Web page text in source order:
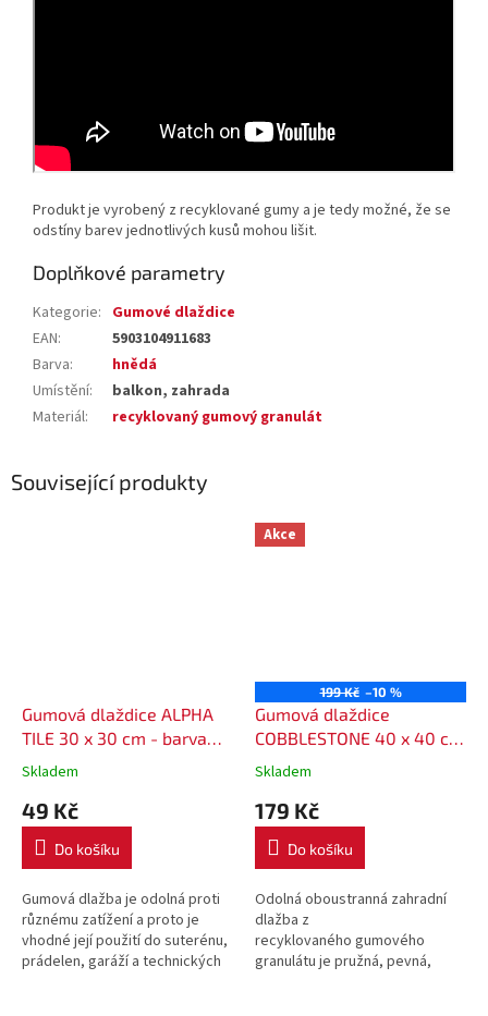
Produkt je vyrobený z recyklované gumy a je tedy možné, že se
odstíny barev jednotlivých kusů mohou lišit.
Doplňkové parametry
Kategorie: Gumové dlaždice
EAN:
5903104911683
Barva:
hnědá
Umístění:
balkon, zahrada
Materiál: recyklovaný gumový granulát
Související produkty
Gumová dlaždice ALPHA
TILE 30 x 30 cm - barva
černá
Skladem
49 Kč
Do košíku
Gumová dlažba je odolná proti
různému zatížení a proto je
vhodné její použití do suterénu,
prádelen, garáží a technických
Akce
199 Kč –10 %
Gumová dlaždice
COBBLESTONE 40 x 40 cm
- barva hnědá
Skladem
179 Kč
Do košíku
Odolná oboustranná zahradní
dlažba z
recyklovaného gumového
granulátu je pružná, pevná,